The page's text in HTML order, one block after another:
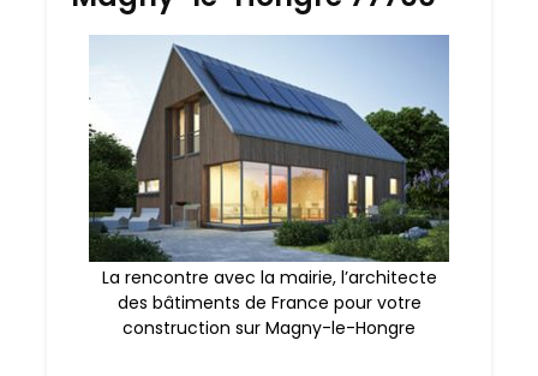
La rencontre avec la mairie, l’architecte
des bâtiments de France pour votre
construction sur Magny-le-Hongre